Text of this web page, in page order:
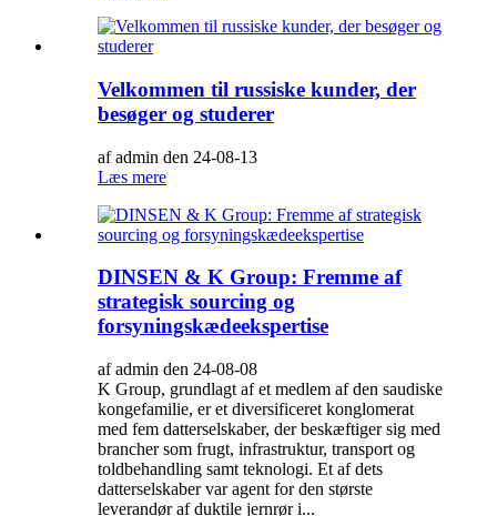
Velkommen til russiske kunder, der
besøger og studerer
af admin den 24-08-13
Læs mere
DINSEN & K Group: Fremme af
strategisk sourcing og
forsyningskædeekspertise
af admin den 24-08-08
K Group, grundlagt af et medlem af den saudiske
kongefamilie, er et diversificeret konglomerat
med fem datterselskaber, der beskæftiger sig med
brancher som frugt, infrastruktur, transport og
toldbehandling samt teknologi. Et af dets
datterselskaber var agent for den største
leverandør af duktile jernrør i...